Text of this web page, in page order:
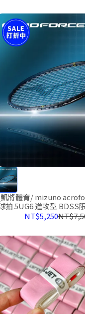
將體育/ mizuno
拍 5UG6 進攻型 BDSS
AF200 af200 (預購預計到
NT$5,250